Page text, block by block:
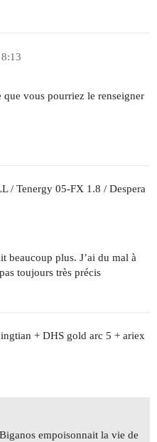
que vous pourriez le renseigner
/ Tenergy 05-FX 1.8 / Despera
beaucoup plus. J’ai du mal à
toujours très précis
+ DHS gold arc 5 + ariex
empoisonnait la vie de